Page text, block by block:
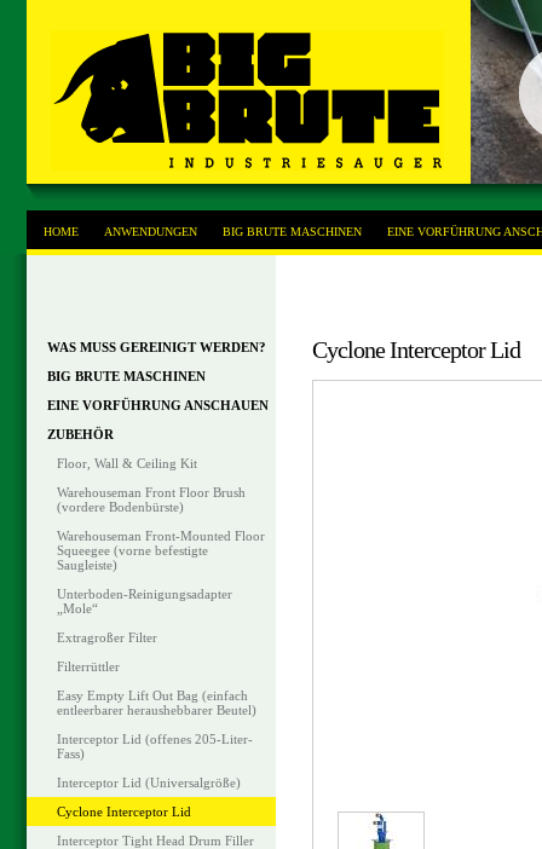
WAS MUSS GEREINIGT WERDEN?
BIG BRUTE MASCHINEN
EINE VORFÜHRUNG ANSCHAUEN
ZUBEHÖR
Floor, Wall & Ceiling Kit
Warehouseman Front Floor Brush
(vordere Bodenbürste)
Warehouseman Front-Mounted Floor
Squeegee (vorne befestigte
Saugleiste)
Unterboden-Reinigungsadapter
„Mole“
Extragroßer Filter
Filterrüttler
Easy Empty Lift Out Bag (einfach
entleerbarer heraushebbarer Beutel)
Interceptor Lid (offenes 205-Liter-
Fass)
Interceptor Lid (Universalgröße)
Cyclone Interceptor Lid
Interceptor Tight Head Drum Filler
Cyclone Interceptor Lid
HOME ANWENDUNGEN BIG BRUTE MASCHINEN EINE VORFÜHRUNG